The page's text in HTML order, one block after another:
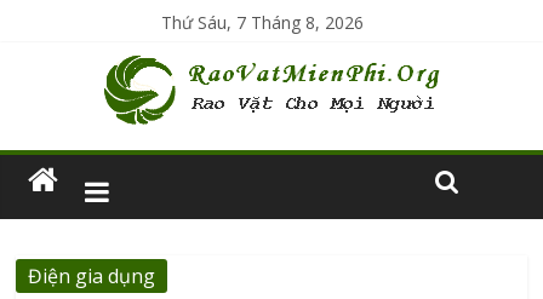
Thứ Sáu, 7 Tháng 8, 2026
Điện gia dụng